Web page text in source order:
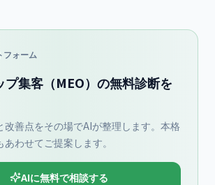
フォーム
集客（MEO）の無料診断を
改善点をその場でAIが整理します。本格
わせてご提案します。
AIに無料で相談する